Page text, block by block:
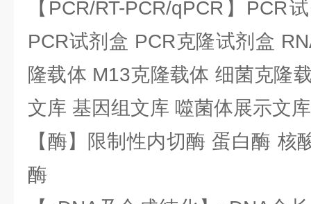
【PCR/RT-PCR/qPCR】PCR
PCR试剂盒 PCR克隆试剂盒
隆载体 M13克隆载体 细菌克隆
文库 基因组文库 噬菌体展示文库
【酶】限制性内切酶 蛋白酶 核
酶